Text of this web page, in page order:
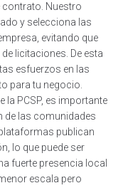
Nuestro
y selecciona las
evitando que
licitaciones. De esta
esfuerzos en las
para tu negocio.
la PCSP, es importante
de las comunidades
publican
lo que puede ser
fuerte presencia local
escala pero